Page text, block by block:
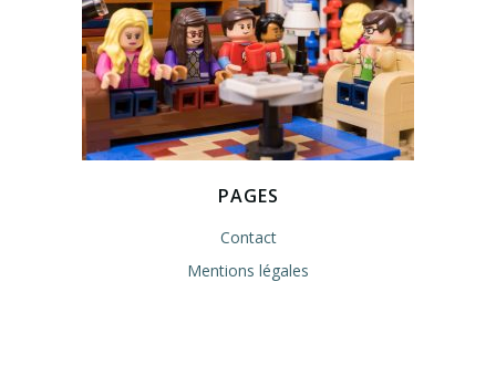
PAGES
Contact
Mentions légales